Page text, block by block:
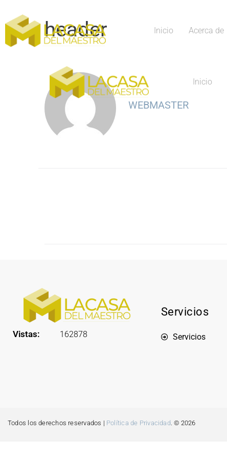
Inicio Acerca de
header
Inicio
WEBMASTER
Vistas: 162878
Servicios
Servicios
Todos los derechos reservados | Política de Privacidad. © 2026